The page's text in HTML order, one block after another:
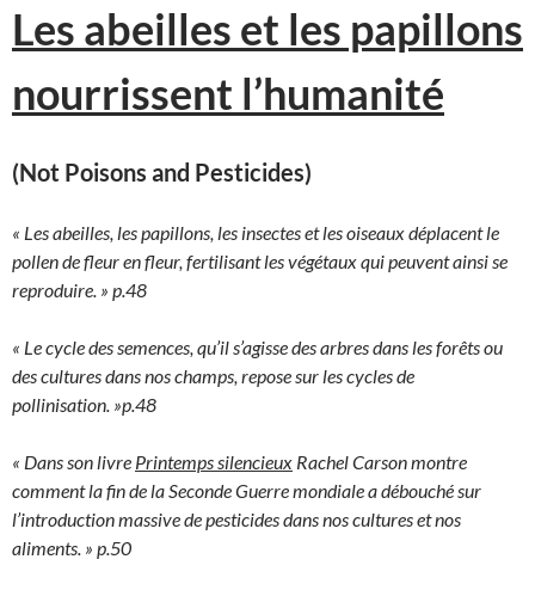
Les abeilles et les papillons
nourrissent l’humanité
(Not Poisons and Pesticides)
« Les abeilles, les papillons, les insectes et les oiseaux déplacent le
pollen de fleur en fleur, fertilisant les végétaux qui peuvent ainsi se
reproduire. » p.48
« Le cycle des semences, qu’il s’agisse des arbres dans les forêts ou
des cultures dans nos champs, repose sur les cycles de
pollinisation. »p.48
« Dans son livre Printemps silencieux Rachel Carson montre
comment la fin de la Seconde Guerre mondiale a débouché sur
l’introduction massive de pesticides dans nos cultures et nos
aliments. » p.50